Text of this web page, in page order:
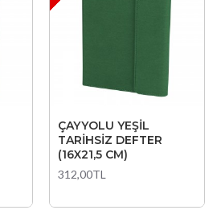
ÇAYYOLU YEŞİL
TARİHSİZ DEFTER
(16X21,5 CM)
312,00TL